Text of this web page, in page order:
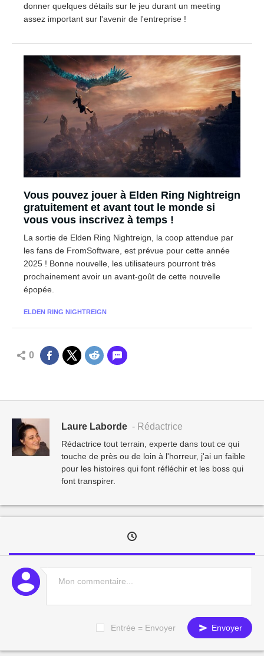
donner quelques détails sur le jeu durant un meeting
assez important sur l'avenir de l'entreprise !
Vous pouvez jouer à Elden Ring Nightreign
gratuitement et avant tout le monde si
vous vous inscrivez à temps !
La sortie de Elden Ring Nightreign, la coop attendue par
les fans de FromSoftware, est prévue pour cette année
2025 ! Bonne nouvelle, les utilisateurs pourront très
prochainement avoir un avant-goût de cette nouvelle
épopée.
ELDEN RING NIGHTREIGN
0
Laure Laborde - Rédactrice
Rédactrice tout terrain, experte dans tout ce qui
touche de près ou de loin à l'horreur, j'ai un faible
pour les histoires qui font réfléchir et les boss qui
font transpirer.
Entrée = Envoyer Envoyer